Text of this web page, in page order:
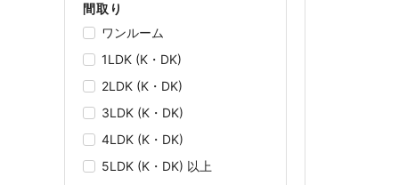
間取り
ワンルーム
1LDK (K・DK)
2LDK (K・DK)
3LDK (K・DK)
4LDK (K・DK)
5LDK (K・DK) 以上